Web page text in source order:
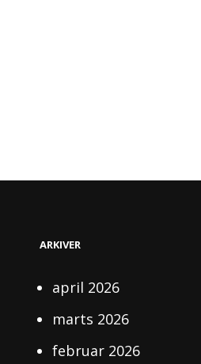
ARKIVER
april 2026
marts 2026
februar 2026